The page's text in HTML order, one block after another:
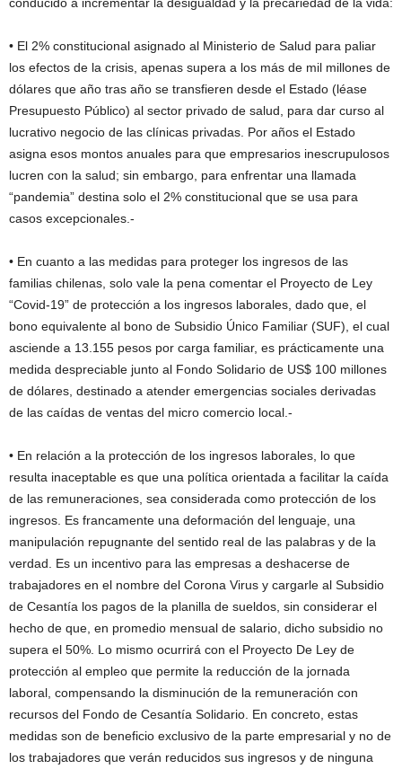
• El 2% constitucional asignado al Ministerio de Salud para paliar
los efectos de la crisis, apenas supera a los más de mil millones de
dólares que año tras año se transfieren desde el Estado (léase
Presupuesto Público) al sector privado de salud, para dar curso al
lucrativo negocio de las clínicas privadas. Por años el Estado
asigna esos montos anuales para que empresarios inescrupulosos
lucren con la salud; sin embargo, para enfrentar una llamada
“pandemia” destina solo el 2% constitucional que se usa para
casos excepcionales.-
• En cuanto a las medidas para proteger los ingresos de las
familias chilenas, solo vale la pena comentar el Proyecto de Ley
“Covid-19” de protección a los ingresos laborales, dado que, el
bono equivalente al bono de Subsidio Único Familiar (SUF), el cual
asciende a 13.155 pesos por carga familiar, es prácticamente una
medida despreciable junto al Fondo Solidario de US$ 100 millones
de dólares, destinado a atender emergencias sociales derivadas
de las caídas de ventas del micro comercio local.-
• En relación a la protección de los ingresos laborales, lo que
resulta inaceptable es que una política orientada a facilitar la caída
de las remuneraciones, sea considerada como protección de los
ingresos. Es francamente una deformación del lenguaje, una
manipulación repugnante del sentido real de las palabras y de la
verdad. Es un incentivo para las empresas a deshacerse de
trabajadores en el nombre del Corona Virus y cargarle al Subsidio
de Cesantía los pagos de la planilla de sueldos, sin considerar el
hecho de que, en promedio mensual de salario, dicho subsidio no
supera el 50%. Lo mismo ocurrirá con el Proyecto De Ley de
protección al empleo que permite la reducción de la jornada
laboral, compensando la disminución de la remuneración con
recursos del Fondo de Cesantía Solidario. En concreto, estas
medidas son de beneficio exclusivo de la parte empresarial y no de
los trabajadores que verán reducidos sus ingresos y de ninguna